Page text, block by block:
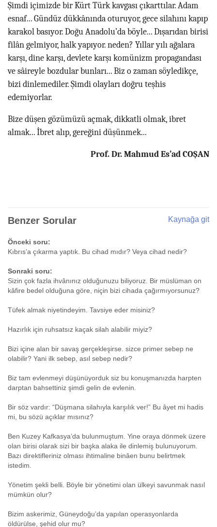
Şimdi içimizde bir Kürt Türk kavgası çıkarttılar. Adam
esnaf... Gündüz dükkânında oturuyor, gece silahını kapıp
karakol basıyor. Doğu Anadolu’da böyle... Dışarıdan birisi
filân gelmiyor, halk yapıyor. neden? Yıllar yılı ağalara
karşı, dine karşı, devlete karşı komünizm propagandası
ve sâireyle bozdular bunları... Biz o zaman söyledikçe,
bizi dinlemediler. Şimdi olayları doğru teşhis
edemiyorlar.
Bize düşen gözümüzü açmak, dikkatli olmak, ibret
almak... İbret alıp, gereğini düşünmek...
Prof. Dr. Mahmud Es’ad COŞAN
Benzer Sorular Kaynağa git
Önceki soru:
Kıbrıs’a çıkarma yaptık. Bu cihad mıdır? Veya cihad nedir?
Sonraki soru:
Sizin çok fazla ihvânınız olduğunuzu biliyoruz. Bir müslüman on
kâfire bedel olduğuna göre, niçin bizi cihada çağırmıyorsunuz?
Tüfek almak niyetindeyim. Tavsiye eder misiniz?
Hazırlık için ruhsatsız kaçak silah alabilir miyiz?
Bizi içine alan bir savaş gerçekleşirse. sizce primer sebep ne
olabilir? Yani ilk sebep, asıl sebep nedir?
Biz tam evlenmeyi düşünüyorduk siz bu konuşmanızda harpten
darptan bahsettiniz şimdi gelin de evlenin.
Bir söz vardır: “Düşmana silahıyla karşılık ver!” Bu âyet mi hadis
mi, bu sözü açıklar mısınız?
Ben Kuzey Kafkasya’da bulunmuştum. Yine oraya dönmek üzere
olan birisi olarak sizi bir başka alaka ile dinlemiş bulunuyorum.
Bazı direktifleriniz olması ihtimaline binâen bunu belirtmek
istedim.
Yönetim şekli belli. Böyle bir yönetimi olan ülkeyi savunmak nasıl
mümkün olur?
Bizim askerimiz, Güneydoğu’da yapılan operasyonlarda
öldürülse, şehid olur mu?